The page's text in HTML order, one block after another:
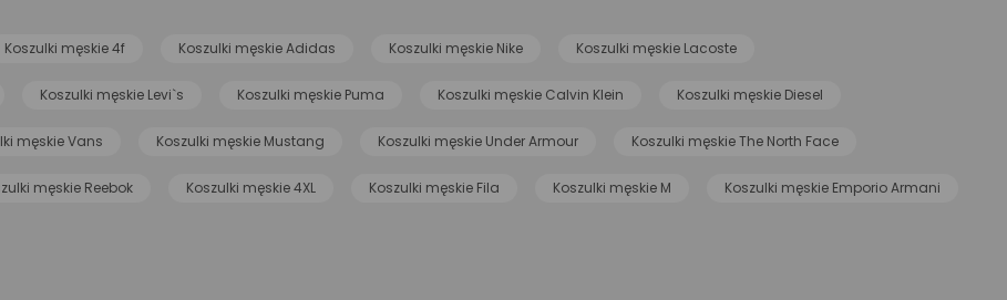
Koszulki męskie 4f Koszulki męskie Adidas Koszulki męskie Nike Koszulki męskie Lacoste
Koszulki męskie Levi`s Koszulki męskie Puma Koszulki męskie Calvin Klein Koszulki męskie Diesel
męskie Vans Koszulki męskie Mustang Koszulki męskie Under Armour Koszulki męskie The North Face
męskie Reebok Koszulki męskie 4XL Koszulki męskie Fila Koszulki męskie M Koszulki męskie Emporio Armani